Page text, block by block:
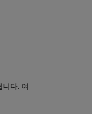
다. 여